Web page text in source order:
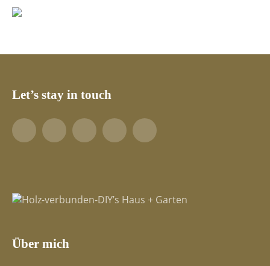
Let’s stay in touch
FacebookYouTubePinterestLinkedIn
Über mich